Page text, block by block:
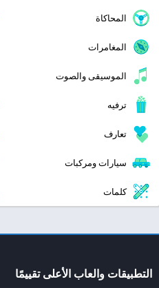
المحاكاة
المغامرات
الموسيقى والصوت
ترفيه
تعارف
سيارات ومركبات
كلمات
التطبيقات والعاب الأعلى تقييمًا